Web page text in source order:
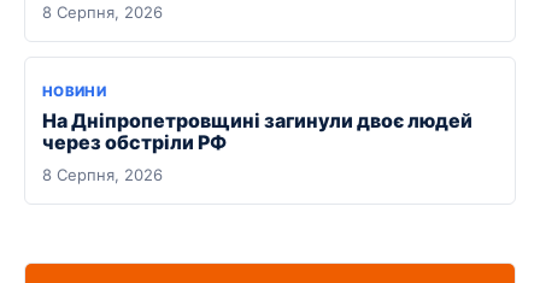
8 Серпня, 2026
НОВИНИ
На Дніпропетровщині загинули двоє людей
через обстріли РФ
8 Серпня, 2026